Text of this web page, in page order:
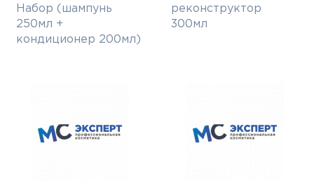
Набор (шампунь
250мл +
кондиционер 200мл)
реконструктор
300мл